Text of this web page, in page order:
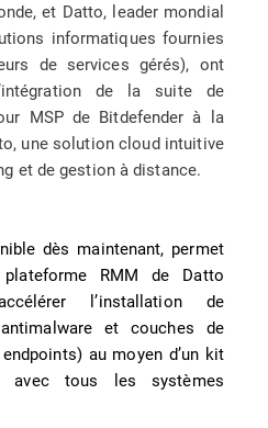
, et Datto, leader mondial
informatiques fournies
de services gérés), ont
de la suite de
MSP de Bitdefender à la
une solution cloud intuitive
et de gestion à distance.
dès maintenant, permet
RMM de Datto
l’installation de
et couches de
au moyen d’un kit
avec tous les systèmes